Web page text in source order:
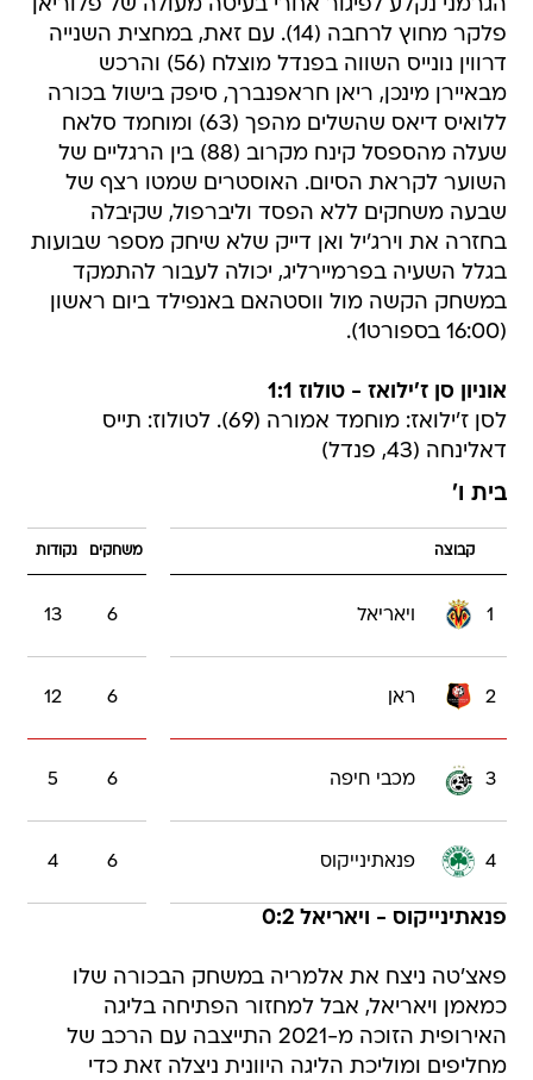
הגרמני נקלע לפיגור אחרי בעיטה מעולה של פלוריאן
פלקר מחוץ לרחבה (14). עם זאת, במחצית השנייה
דרווין נונייס השווה בפנדל מוצלח (56) והרכש
מבאיירן מינכן, ריאן חראפנברך, סיפק בישול בכורה
ללואיס דיאס שהשלים מהפך (63) ומוחמד סלאח
שעלה מהספסל קינח מקרוב (88) בין הרגליים של
השוער לקראת הסיום. האוסטרים שמטו רצף של
שבעה משחקים ללא הפסד וליברפול, שקיבלה
בחזרה את וירג'יל ואן דייק שלא שיחק מספר שבועות
בגלל השעיה בפרמיירליג, יכולה לעבור להתמקד
במשחק הקשה מול ווסטהאם באנפילד ביום ראשון
(16:00 בספורט1).
אוניון סן ז'ילואז - טולוז 1:1
לסן ז'ילואז: מוחמד אמורה (69). לטולוז: תייס
דאלינחה (43, פנדל)
בית ו'
קבוצה משחקים נקודות
1 ויאריאל 6
13
2 ראן 6
12
3 מכבי חיפה 6
5
4 פנאתינייקוס 6
4
פנאתינייקוס - ויאריאל 0:2
פאצ'טה ניצח את אלמריה במשחק הבכורה שלו
כמאמן ויאריאל, אבל למחזור הפתיחה בליגה
האירופית הזוכה מ-2021 התייצבה עם הרכב של
מחליפים ומוליכת הליגה היוונית ניצלה זאת כדי